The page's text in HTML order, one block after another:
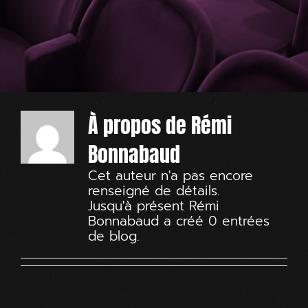
À propos deRémi
Bonnabaud
Cet auteur n'a pas encore
renseigné de détails.
Jusqu'à présent Rémi
Bonnabaud a créé 0 entrées
de blog.